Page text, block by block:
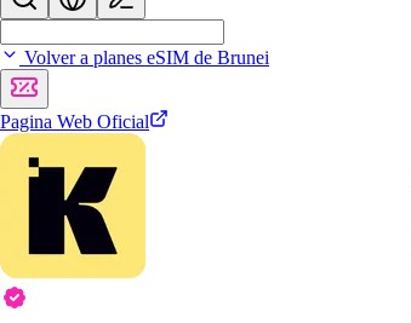
Volver a planes eSIM de Brunei
Pagina Web Oficial